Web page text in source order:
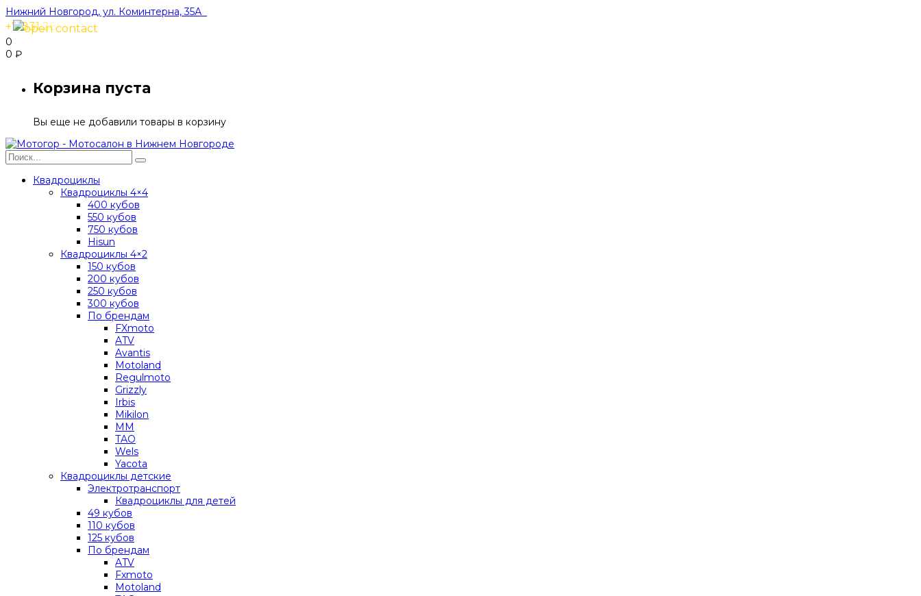
Нижний Новгород, ул. Коминтерна, 35А
+7 831 288-91-40
0
0 ₽
Корзина пуста
Вы еще не добавили товары в корзину
Квадроциклы
Квадроциклы 4×4
400 кубов
550 кубов
750 кубов
Hisun
Квадроциклы 4×2
150 кубов
200 кубов
250 кубов
300 кубов
По брендам
FXmoto
ATV
Avantis
Motoland
Regulmoto
Grizzly
Irbis
Mikilon
MM
TAO
Wels
Yacota
Квадроциклы детские
Электротранспорт
Квадроциклы для детей
49 кубов
110 кубов
125 кубов
По брендам
ATV
Fxmoto
Motoland